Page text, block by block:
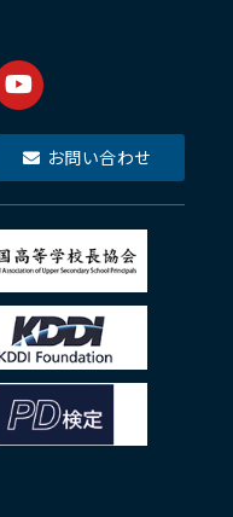
お問い合わせ